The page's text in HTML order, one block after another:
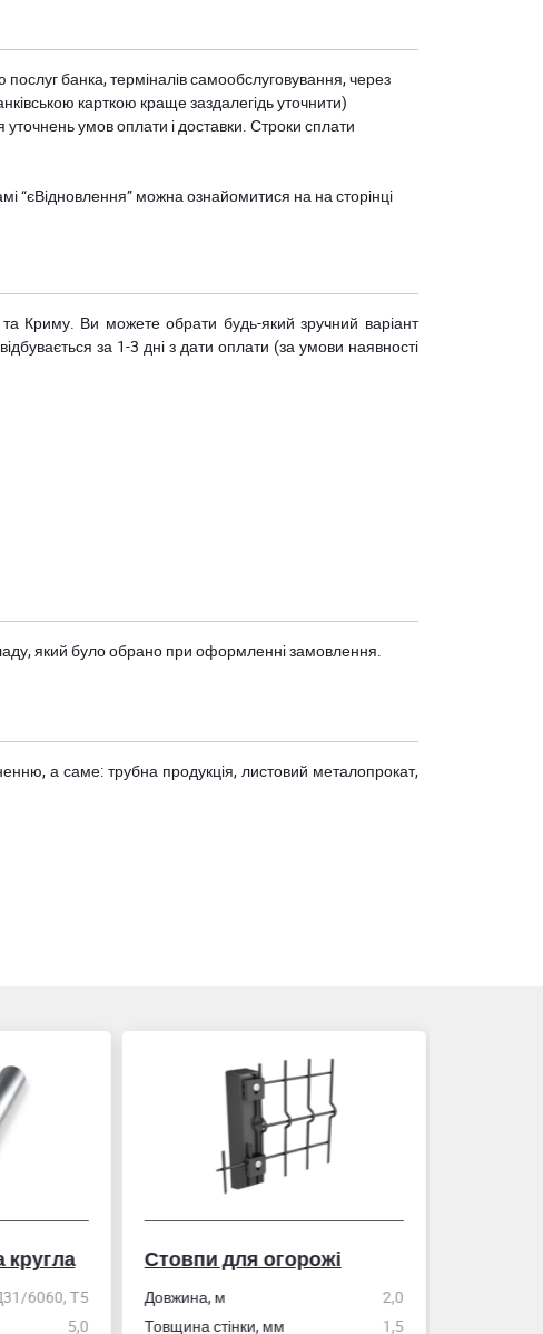
банка, терміналів самообслуговування, через
карткою краще заздалегідь уточнити)
уточнень умов оплати і доставки. Строки сплати
“єВідновлення” можна ознайомитися на на сторінці
та Криму. Ви можете обрати будь-який зручний варіант
за 1-3 дні з дати оплати (за умови наявності
який було обрано при оформленні замовлення.
а саме: трубна продукція, листовий металопрокат,
6060, Т5
5,0
Стовпи для огорожі
Довжина, м
2,0
Товщина стінки, мм
1,5